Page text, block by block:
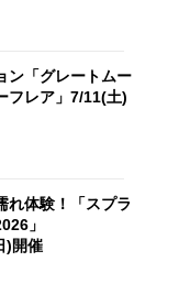
ン「グレートムー
フレア」7/11(土)
れ体験！「スプラ
」
)開催